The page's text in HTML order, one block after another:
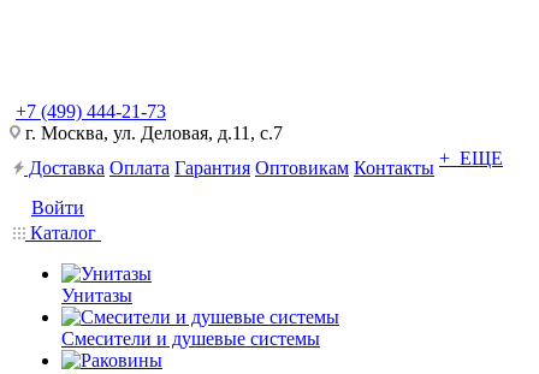
+7 (499) 444-21-73
г. Москва, ул. Деловая, д.11, с.7
Доставка Оплата Гарантия Оптовикам Контакты + ЕЩЕ
Войти
Каталог
Унитазы
Смесители и душевые системы